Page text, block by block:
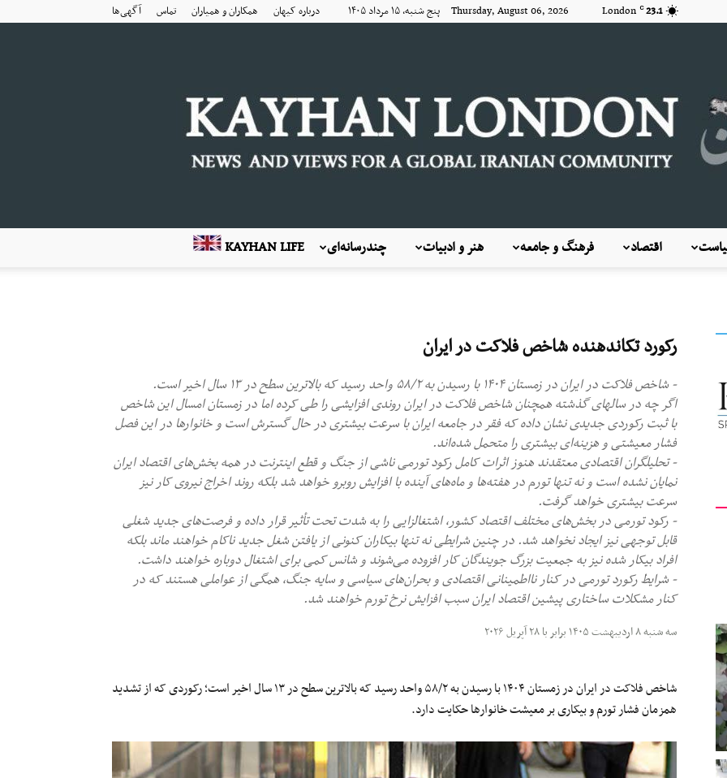
23.1
C
London Thursday, August 06, 2026 پنج شنبه, ۱۵ مرداد ۱۴۰۵ درباره کیهان همکاران و همیاران تماس آگهی‌ها
کیهان
لندن
KAYHAN LIFE چندرسانه‌ای هنر و ادبیات فرهنگ و جامعه اقتصاد
رکورد تکاندهنده شاخص فلاکت در ایران
- شاخص فلاکت در ایران در زمستان ۱۴۰۴ با رسیدن به ۵۸/۲ واحد رسید که بالاترین سطح در ۱۳ سال اخیر است.
اگر چه در سالهای گذشته همچنان شاخص فلاکت در ایران روندی افزایشی را طی کرده اما در زمستان امسال این شاخص
با ثبت رکوردی جدیدی نشان داده که فقر در جامعه ایران با سرعت بیشتری در حال گسترش است و خانوارها در این فصل
فشار معیشتی و هزینه‌ای بیشتری را متحمل شده‌اند.
- تحلیلگران اقتصادی معتقدند هنوز اثرات کامل رکود تورمی ناشی از جنگ و قطع اینترنت در همه بخش‌های اقتصاد ایران
نمایان نشده است و نه تنها تورم در هفته‌ها و ماه‌های آینده با افزایش روبرو خواهد شد بلکه روند اخراج نیروی کار نیز
سرعت بیشتری خواهد گرفت.
- رکود تورمی در بخش‌های مختلف اقتصاد کشور، اشتغالزایی را به شدت تحت تأثیر قرار داده و فرصت‌های جدید شغلی
قابل توجهی نیز ایجاد نخواهد شد. در چنین شرایطی نه تنها بیکاران کنونی از یافتن شغل جدید ناکام خواهند ماند بلکه
افراد بیکار شده نیز به جمعیت بزرگ جویندگان کار افزوده می‌شوند و شانس کمی برای اشتغال دوباره خواهند داشت.
- شرایط رکورد تورمی در کنار نااطمینانی اقتصادی و بحران‌های سیاسی و سایه جنگ، همگی از عواملی هستند که در
کنار مشکلات ساختاری پیشین اقتصاد ایران سبب افزایش نرخ تورم خواهند شد.
سه شنبه ۸ اردیبهشت ۱۴۰۵ برابر با ۲۸ آپریل ۲۰۲۶
شاخص فلاکت در ایران در زمستان ۱۴۰۴ با رسیدن به ۵۸/۲ واحد رسید که بالاترین سطح در ۱۳ سال اخیر است؛ رکوردی که از تشدید
همزمان فشار تورم و بیکاری بر معیشت خانوارها حکایت دارد.